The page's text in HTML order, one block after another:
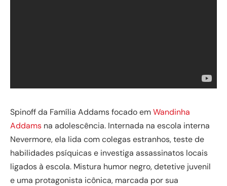
Spinoff da Família Addams focado emWandinha
Addams na adolescência. Internada na escola interna
Nevermore, ela lida com colegas estranhos, teste de
habilidades psíquicas e investiga assassinatos locais
ligados à escola. Mistura humor negro, detetive juvenil
e uma protagonista icônica, marcada por sua